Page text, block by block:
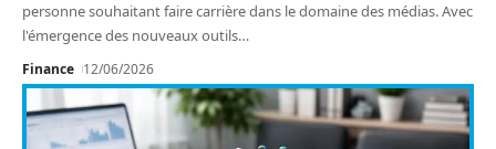
personne souhaitant faire carrière dans le domaine des médias. Avec
l'émergence des nouveaux outils…
Finance 12/06/2026